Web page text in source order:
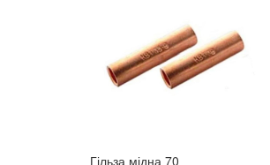
Гільза мідна 70